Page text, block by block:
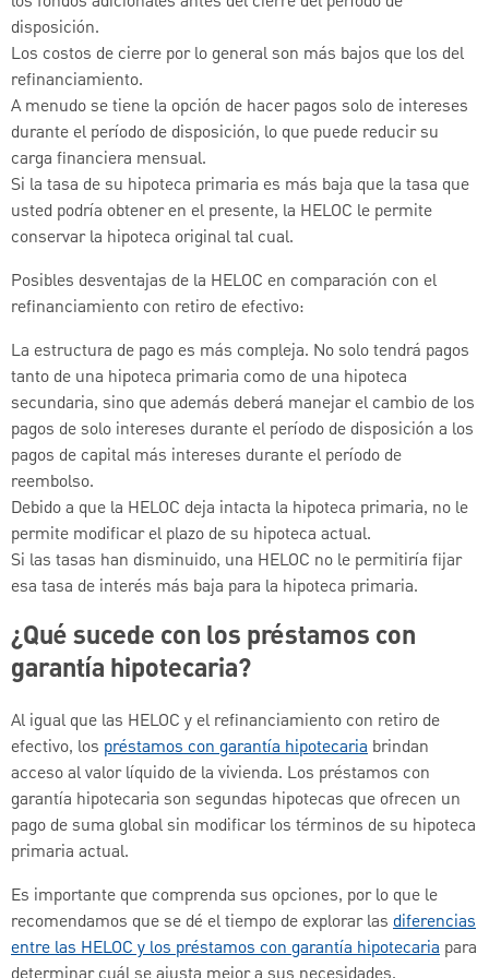
disposición.
Los costos de cierre por lo general son más bajos que los del
refinanciamiento.
A menudo se tiene la opción de hacer pagos solo de intereses
durante el período de disposición, lo que puede reducir su
carga financiera mensual.
Si la tasa de su hipoteca primaria es más baja que la tasa que
usted podría obtener en el presente, la HELOC le permite
conservar la hipoteca original tal cual.
Posibles desventajas de la HELOC en comparación con el
refinanciamiento con retiro de efectivo:
La estructura de pago es más compleja. No solo tendrá pagos
tanto de una hipoteca primaria como de una hipoteca
secundaria, sino que además deberá manejar el cambio de los
pagos de solo intereses durante el período de disposición a los
pagos de capital más intereses durante el período de
reembolso.
Debido a que la HELOC deja intacta la hipoteca primaria, no le
permite modificar el plazo de su hipoteca actual.
Si las tasas han disminuido, una HELOC no le permitiría fijar
esa tasa de interés más baja para la hipoteca primaria.
¿Qué sucede con los préstamos con
garantía hipotecaria?
Al igual que las HELOC y el refinanciamiento con retiro de
efectivo, los préstamos con garantía hipotecaria brindan
acceso al valor líquido de la vivienda. Los préstamos con
garantía hipotecaria son segundas hipotecas que ofrecen un
pago de suma global sin modificar los términos de su hipoteca
primaria actual.
Es importante que comprenda sus opciones, por lo que le
recomendamos que se dé el tiempo de explorar las diferencias
entre las HELOC y los préstamos con garantía hipotecaria para